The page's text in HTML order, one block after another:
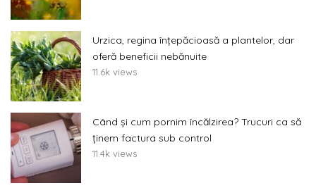
Urzica, regina înțepăcioasă a plantelor, dar
oferă beneficii nebănuite
11.6k views
Când și cum pornim încălzirea? Trucuri ca să
ținem factura sub control
11.4k views